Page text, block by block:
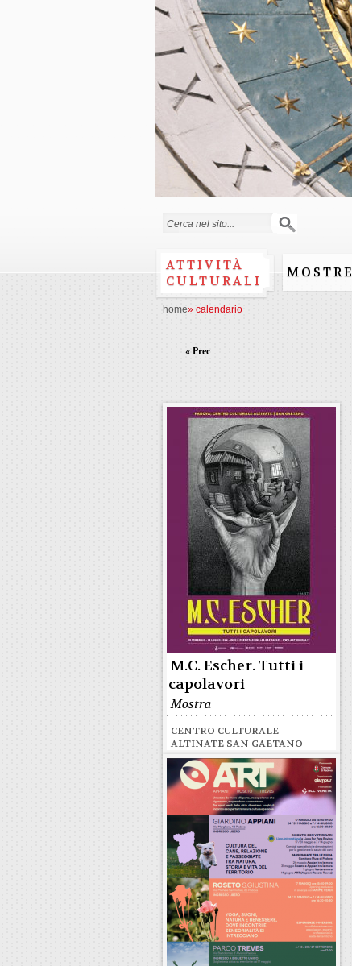
Form di ricerca
ATTIVITÀ
CULTURALI
MOSTRE
home» calendario
« Prec
M.C. Escher. Tutti i
capolavori
Mostra
CENTRO CULTURALE
ALTINATE SAN GAETANO